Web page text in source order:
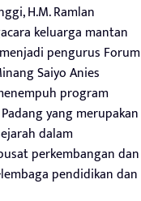
H.M. Ramlan
keluarga mantan
pengurus Forum
Saiyo Anies
program
yang merupakan
dalam
perkembangan dan
pendidikan dan